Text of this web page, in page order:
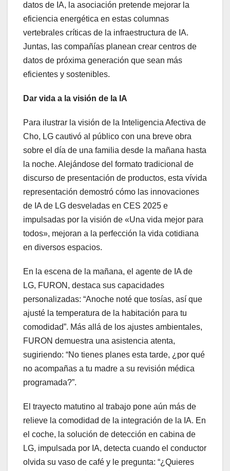
datos de IA, la asociación pretende mejorar la
eficiencia energética en estas columnas
vertebrales críticas de la infraestructura de IA.
Juntas, las compañías planean crear centros de
datos de próxima generación que sean más
eficientes y sostenibles.
Dar vida a la visión de la IA
Para ilustrar la visión de la Inteligencia Afectiva de
Cho, LG cautivó al público con una breve obra
sobre el día de una familia desde la mañana hasta
la noche. Alejándose del formato tradicional de
discurso de presentación de productos, esta vívida
representación demostró cómo las innovaciones
de IA de LG desveladas en CES 2025 e
impulsadas por la visión de «Una vida mejor para
todos», mejoran a la perfección la vida cotidiana
en diversos espacios.
En la escena de la mañana, el agente de IA de
LG, FURON, destaca sus capacidades
personalizadas: “Anoche noté que tosías, así que
ajusté la temperatura de la habitación para tu
comodidad”. Más allá de los ajustes ambientales,
FURON demuestra una asistencia atenta,
sugiriendo: “No tienes planes esta tarde, ¿por qué
no acompañas a tu madre a su revisión médica
programada?”.
El trayecto matutino al trabajo pone aún más de
relieve la comodidad de la integración de la IA. En
el coche, la solución de detección en cabina de
LG, impulsada por IA, detecta cuando el conductor
olvida su vaso de café y le pregunta: “¿Quieres